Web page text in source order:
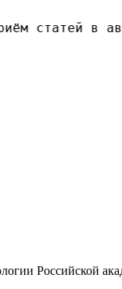
статей в
Российской